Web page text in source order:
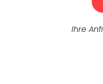
Ihre